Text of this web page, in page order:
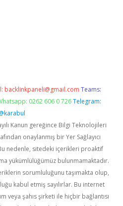
backlinkpaneli@gmail.com Teams:
0262 606 0 726 Telegram:
Kanun gereğince Bilgi Teknolojileri
onaylanmış bir Yer Sağlayıcı
nedenle, sitedeki içerikleri proaktif
yükümlülüğümüz bulunmamaktadır.
sorumluluğunu taşımakta olup,
kabul etmiş sayılırlar. Bu internet
veya şahıs şirketi ile hiçbir bağlantısı